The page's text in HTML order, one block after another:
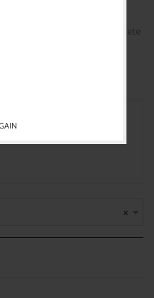
kartonu s autorským
do 7 dnů. Pokud potřebujete
k objednávce
×